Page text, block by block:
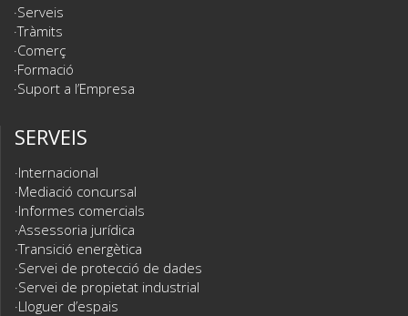
Serveis
Tràmits
Comerç
Formació
Suport a l’Empresa
SERVEIS
Internacional
Mediació concursal
Informes comercials
Assessoria jurídica
Transició energètica
Servei de protecció de dades
Servei de propietat industrial
Lloguer d’espais